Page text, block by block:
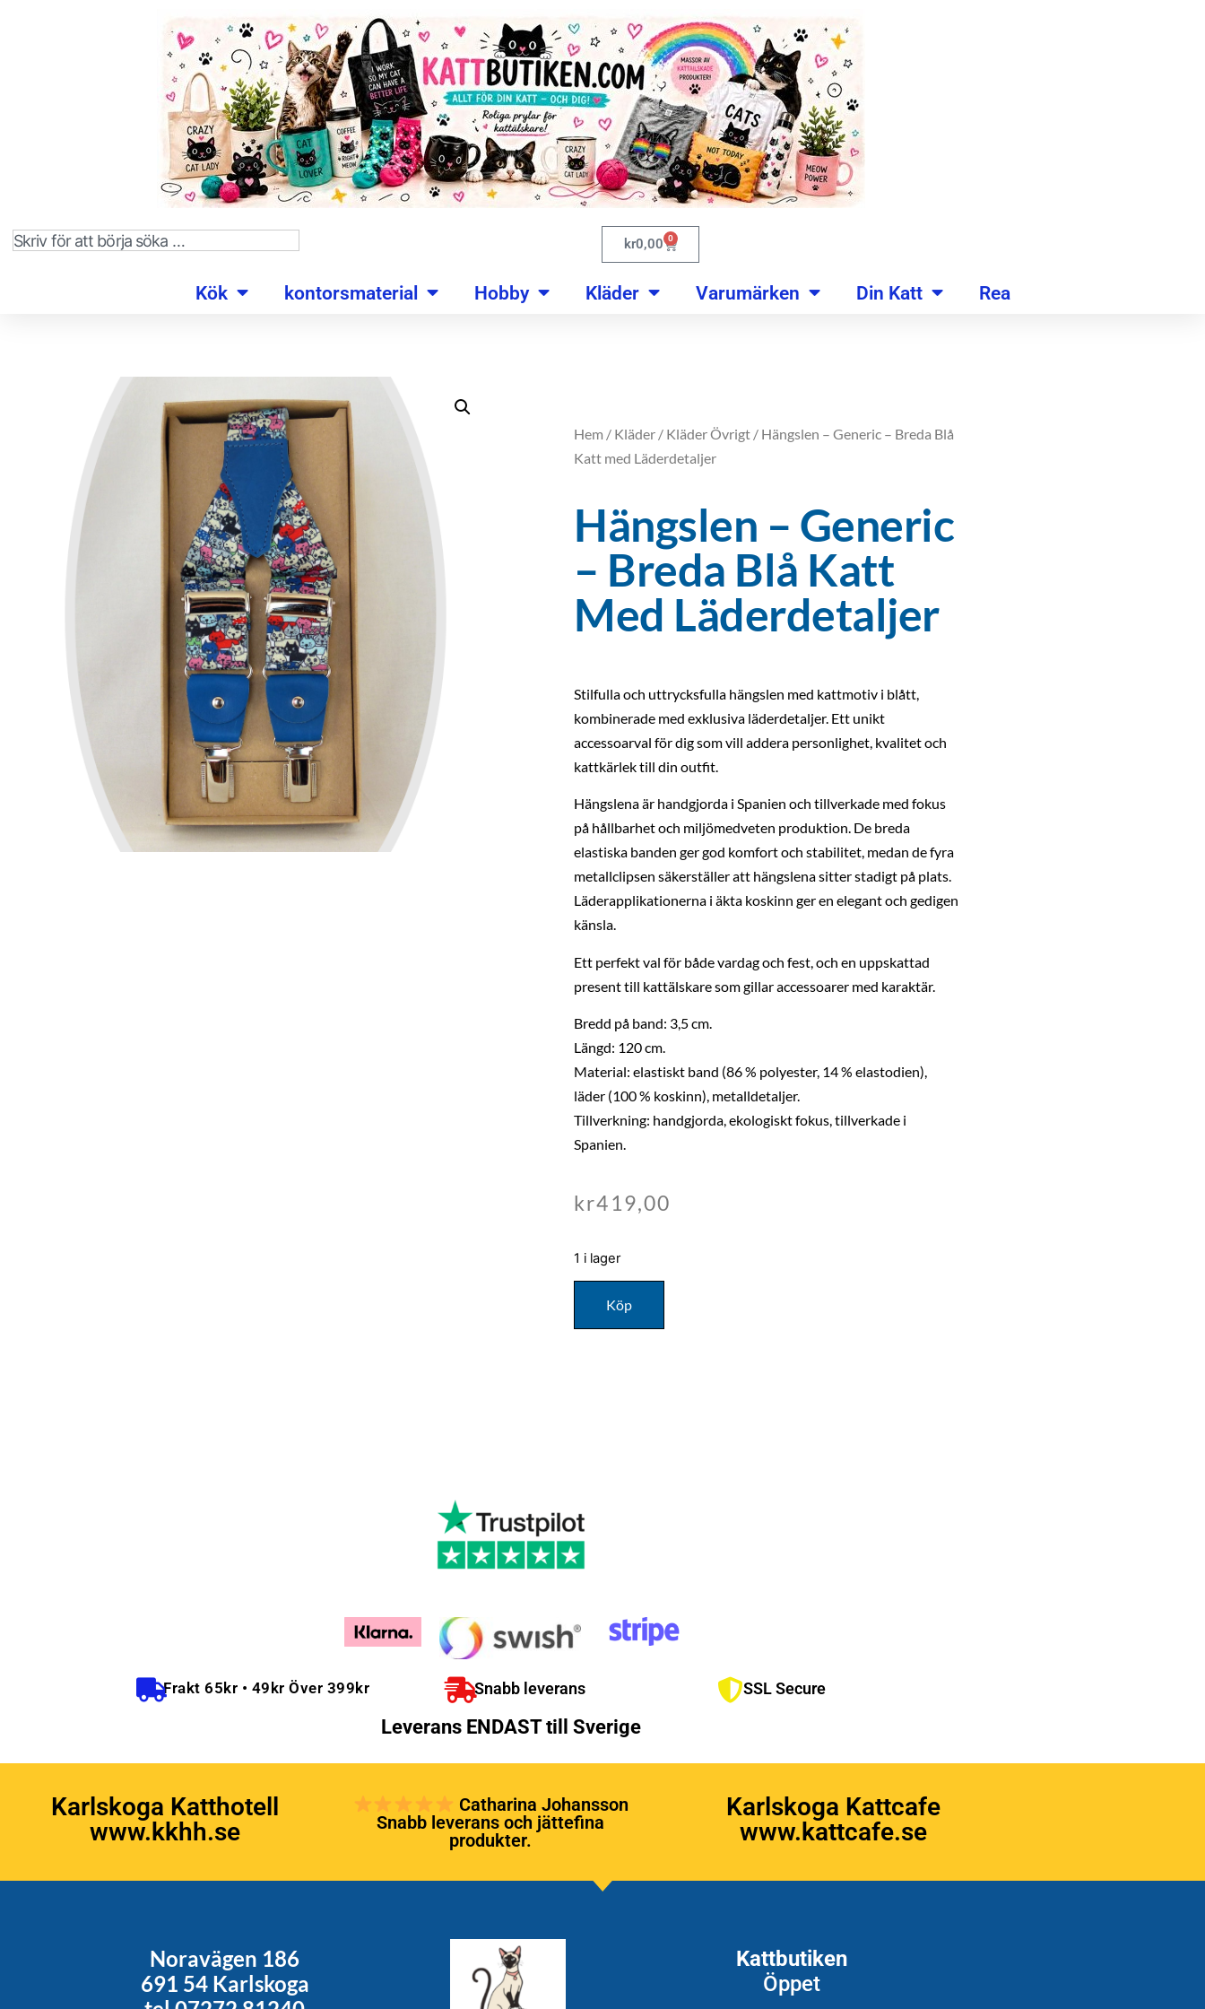
kr0,00 0
Kök kontorsmaterial Hobby Kläder Varumärken Din Katt Rea
Hem / Kläder / Kläder Övrigt / Hängslen – Generic – Breda Blå
Katt med Läderdetaljer
Hängslen – Generic
– Breda Blå Katt
Med Läderdetaljer
Stilfulla och uttrycksfulla hängslen med kattmotiv i blått,
kombinerade med exklusiva läderdetaljer. Ett unikt
accessoarval för dig som vill addera personlighet, kvalitet och
kattkärlek till din outfit.
Hängslena är handgjorda i Spanien och tillverkade med fokus
på hållbarhet och miljömedveten produktion. De breda
elastiska banden ger god komfort och stabilitet, medan de fyra
metallclipsen säkerställer att hängslena sitter stadigt på plats.
Läderapplikationerna i äkta koskinn ger en elegant och gedigen
känsla.
Ett perfekt val för både vardag och fest, och en uppskattad
present till kattälskare som gillar accessoarer med karaktär.
Bredd på band: 3,5 cm.
Längd: 120 cm.
Material: elastiskt band (86 % polyester, 14 % elastodien),
läder (100 % koskinn), metalldetaljer.
Tillverkning: handgjorda, ekologiskt fokus, tillverkade i
Spanien.
kr419,00
1 i lager
Köp
Frakt 65kr • 49kr Över 399kr Snabb leverans SSL Secure
Leverans ENDAST till Sverige
Karlskoga Katthotell
www.kkhh.se
Catharina Johansson
Snabb leverans och jättefina
produkter.
Karlskoga Kattcafe
www.kattcafe.se
Noravägen 186
691 54 Karlskoga
Kattbutiken
Öppet